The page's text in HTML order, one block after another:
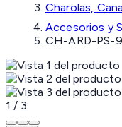
Charolas,
Accesorios y
CH-ARD-PS-9
1 / 3